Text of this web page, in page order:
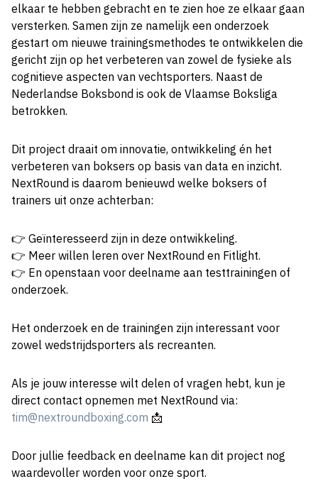
elkaar te hebben gebracht en te zien hoe ze elkaar gaan
versterken. Samen zijn ze namelijk een onderzoek
gestart om nieuwe trainingsmethodes te ontwikkelen die
gericht zijn op het verbeteren van zowel de fysieke als
cognitieve aspecten van vechtsporters. Naast de
Nederlandse Boksbond is ook de Vlaamse Boksliga
betrokken.
Dit project draait om innovatie, ontwikkeling én het
verbeteren van boksers op basis van data en inzicht.
NextRound is daarom benieuwd welke boksers of
trainers uit onze achterban:
👉 Geïnteresseerd zijn in deze ontwikkeling.
👉 Meer willen leren over NextRound en Fitlight.
👉 En openstaan voor deelname aan testtrainingen of
onderzoek.
Het onderzoek en de trainingen zijn interessant voor
zowel wedstrijdsporters als recreanten.
Als je jouw interesse wilt delen of vragen hebt, kun je
direct contact opnemen met NextRound via:
tim@nextroundboxing.com 📩
Door jullie feedback en deelname kan dit project nog
waardevoller worden voor onze sport.